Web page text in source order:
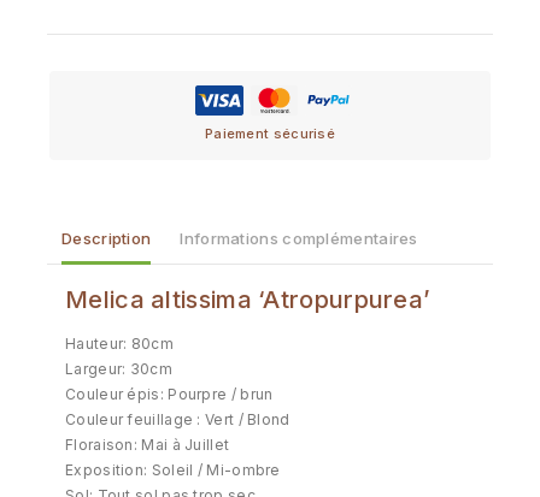
Paiement sécurisé
Description Informations complémentaires
Melica altissima ‘Atropurpurea’
Hauteur: 80cm
Largeur: 30cm
Couleur épis: Pourpre / brun
Couleur feuillage : Vert / Blond
Floraison: Mai à Juillet
Exposition: Soleil / Mi-ombre